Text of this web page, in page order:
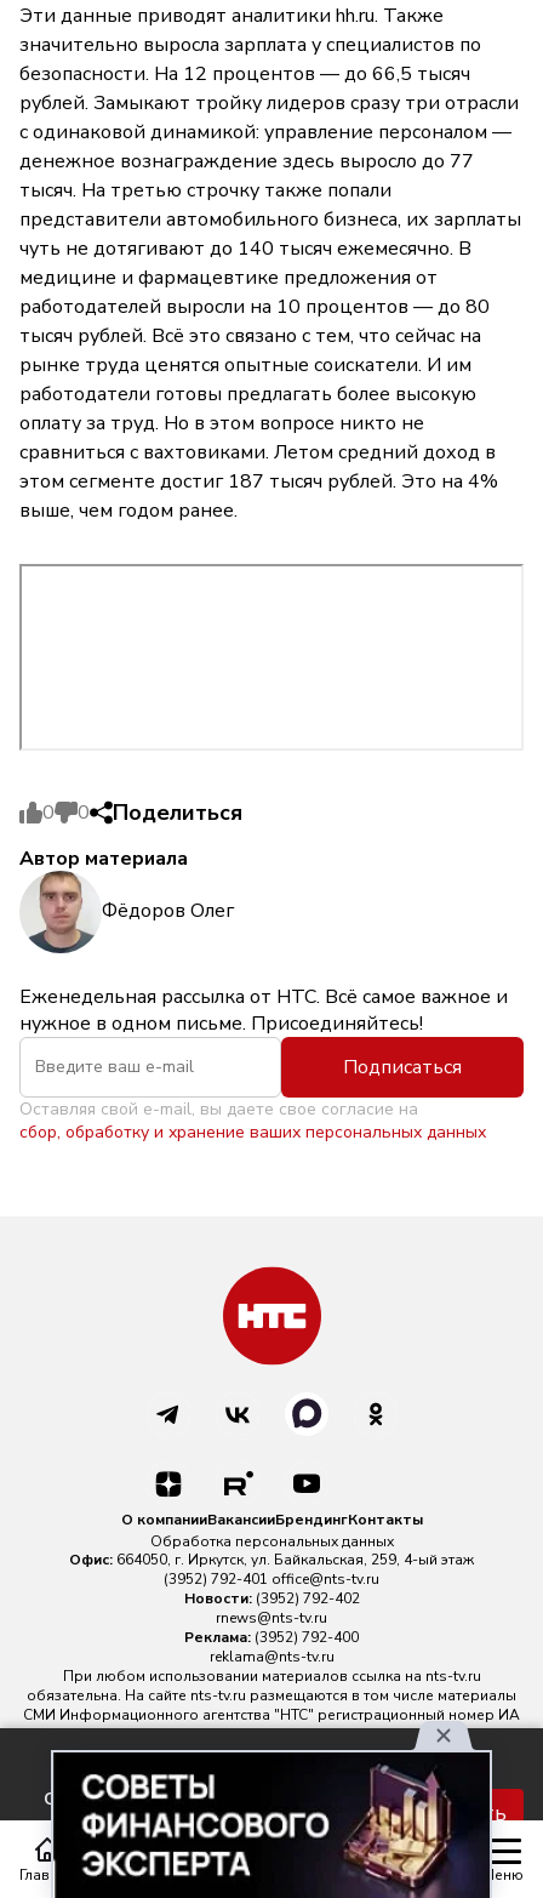
Главная Статьи Передачи Меню
Эти данные приводят аналитики hh.ru. Также
значительно выросла зарплата у специалистов по
безопасности. На 12 процентов — до 66,5 тысяч
рублей. Замыкают тройку лидеров сразу три отрасли
с одинаковой динамикой: управление персоналом —
денежное вознаграждение здесь выросло до 77
тысяч. На третью строчку также попали
представители автомобильного бизнеса, их зарплаты
чуть не дотягивают до 140 тысяч ежемесячно. В
медицине и фармацевтике предложения от
работодателей выросли на 10 процентов — до 80
тысяч рублей. Всё это связано с тем, что сейчас на
рынке труда ценятся опытные соискатели. И им
работодатели готовы предлагать более высокую
оплату за труд. Но в этом вопросе никто не
сравниться с вахтовиками. Летом средний доход в
этом сегменте достиг 187 тысяч рублей. Это на 4%
выше, чем годом ранее.
0 0 Поделиться
Автор материала
Фёдоров Олег
Еженедельная рассылка от НТС. Всё самое важное и
нужное в одном письме. Присоединяйтесь!
Подписаться
Оставляя свой e-mail, вы даете свое согласие на
сбор, обработку и хранение ваших персональных данных
соглашаетесь с правилами
обработки персональных
данных.
Принять
О компанииВакансииБрендингКонтакты
Обработка персональных данных
Офис: 664050, г. Иркутск, ул. Байкальская, 259, 4-ый этаж
(3952) 792-401 office@nts-tv.ru
Новости: (3952) 792-402
rnews@nts-tv.ru
Реклама: (3952) 792-400
reklama@nts-tv.ru
При любом использовании материалов ссылка на nts-tv.ru
обязательна. На сайте nts-tv.ru размещаются в том числе материалы
СМИ Информационного агентства "НТС" регистрационный номер ИА
№ ФС 77 - 88763 зарегистрировано Федеральной службой по
надзору в сфере связи, информационных технологий и массовых
Главный редактор ИА "НТС" Иштулкин Евгений Александрович
16+